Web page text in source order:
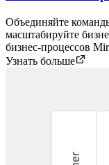
Объединяйте
масштабируйте
бизнес-процессов
Узнать больше